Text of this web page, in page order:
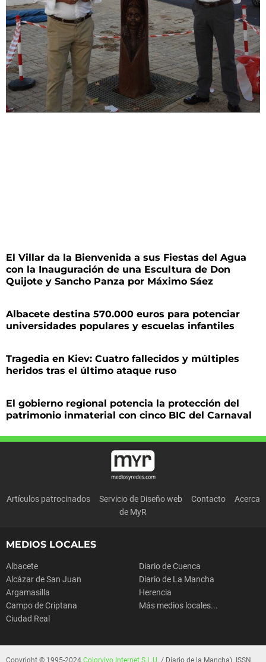
El Villar da la Bienvenida a sus Fiestas del Agua
con la Inauguración de una Escultura de Don
Quijote y Sancho Panza por Máximo Sáez
Albacete destina 570.000 euros para potenciar
universidades populares y escuelas infantiles
Tragedia en Kiev: Cuatro fallecidos y múltiples
heridos tras el último ataque ruso
El gobierno regional potencia la protección del
patrimonio inmaterial con cinco BIC del Carnaval
Artículos patrocinados Servicio de Diseño web Contacto
Acerca
de MyR
MEDIOS LOCALES
Albacete
Alcázar de San Juan
Argamasilla
Campo de Criptana
Ciudad Real
Diario de Cuenca
Diario de La Mancha
Herencia
Más medios locales...
Copyright © 1995-2024 Colorvivo Internet S.L.U. / Diario de la Mancha). ISSN